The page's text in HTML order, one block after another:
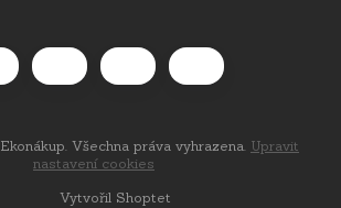
Vytvořil Shoptet
Ekonákup. Všechna práva vyhrazena. Upravit
nastavení cookies